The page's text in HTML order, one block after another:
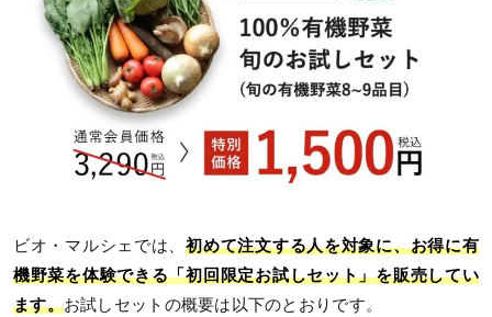
ビオ・マルシェでは、初めて注文する人を対象に、お得に有
機野菜を体験できる「初回限定お試しセット」を販売してい
ます。お試しセットの概要は以下のとおりです。